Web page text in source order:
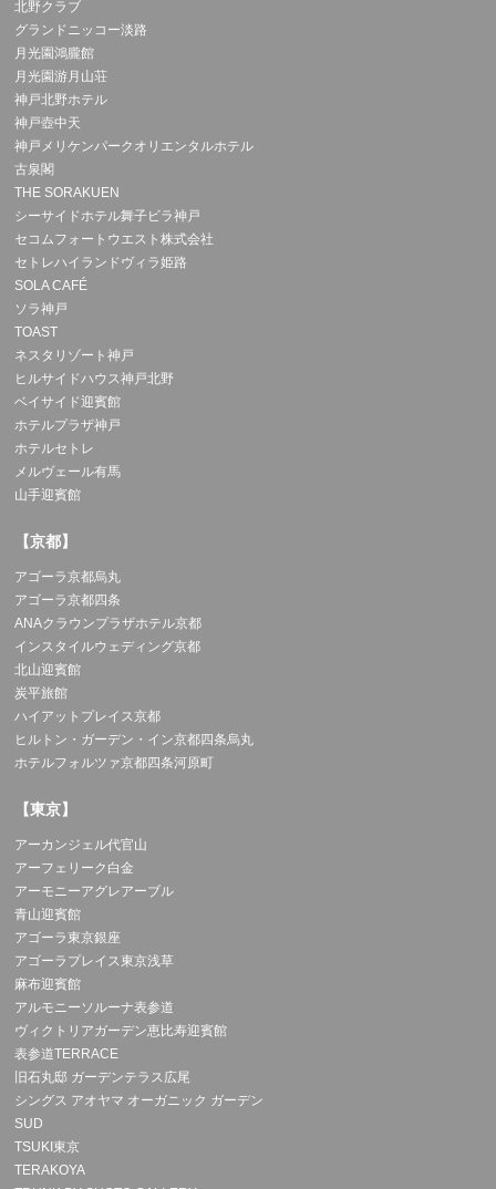
北野クラブ
グランドニッコー淡路
月光園鴻朧館
月光園游月山荘
神戸北野ホテル
神戸壺中天
神戸メリケンパークオリエンタルホテル
古泉閣
THE SORAKUEN
シーサイドホテル舞子ビラ神戸
セコムフォートウエスト株式会社
セトレハイランドヴィラ姫路
SOLA CAFÉ
ソラ神戸
TOAST
ネスタリゾート神戸
ヒルサイドハウス神戸北野
ベイサイド迎賓館
ホテルプラザ神戸
ホテルセトレ
メルヴェール有馬
山手迎賓館
【京都】
アゴーラ京都烏丸
アゴーラ京都四条
ANAクラウンプラザホテル京都
インスタイルウェディング京都
北山迎賓館
炭平旅館
ハイアットプレイス京都
ヒルトン・ガーデン・イン京都四条烏丸
ホテルフォルツァ京都四条河原町
【東京】
アーカンジェル代官山
アーフェリーク白金
アーモニーアグレアーブル
青山迎賓館
アゴーラ東京銀座
アゴーラプレイス東京浅草
麻布迎賓館
アルモニーソルーナ表参道
ヴィクトリアガーデン恵比寿迎賓館
表参道TERRACE
旧石丸邸 ガーデンテラス広尾
シングス アオヤマ オーガニック ガーデン
SUD
TSUKI東京
TERAKOYA